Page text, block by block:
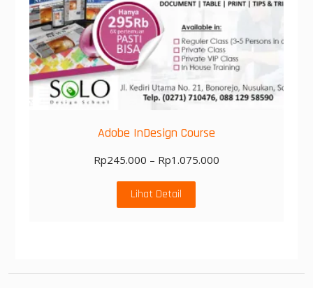
Adobe InDesign Course
Rp245.000 – Rp1.075.000
Lihat Detail